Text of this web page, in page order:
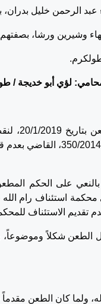
عبد الرحمن خليل
ورشا، بصفتهم
لؤي أبو خديجة /
الاستئناف المدني
على الحكم
استئناف رام
عدم تقديم الاستئناف
شكلاً وموضوعاً،
ولما كان الطعن مقدماً